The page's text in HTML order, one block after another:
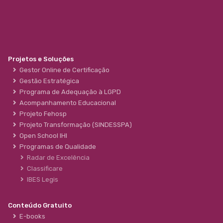
Projetos e Soluções
Gestor Online de Certificação
Gestão Estratégica
Programa de Adequação à LGPD
Acompanhamento Educacional
Projeto Fehosp
Projeto Transformação (SINDESSPA)
Open School IHI
Programas de Qualidade
Radar de Excelência
Classificare
IBES Legis
Conteúdo Gratuito
E-books